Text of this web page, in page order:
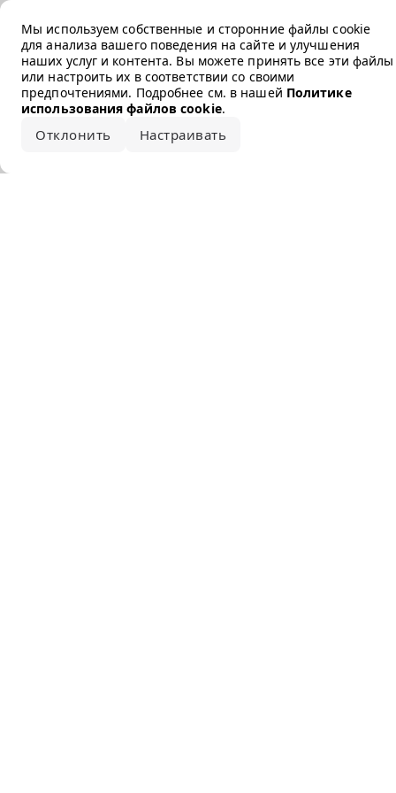
Мы используем собственные и сторонние файлы cookie
для анализа вашего поведения на сайте и улучшения
наших услуг и контента. Вы можете принять все эти файлы
или настроить их в соответствии со своими
предпочтениями. Подробнее см. в нашей Политике
использования файлов cookie.
Отклонить Настраивать
Error loading the brand